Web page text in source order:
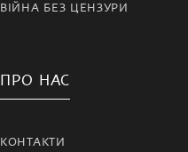
ВІЙНА БЕЗ ЦЕНЗУРИ
ПРО НАС
КОНТАКТИ